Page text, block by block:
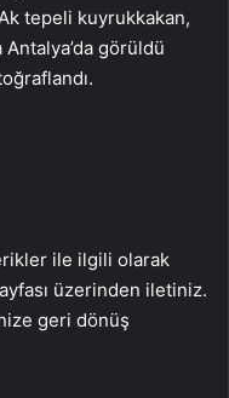
tepeli kuyrukkakan,
Antalya’da görüldü
ile ilgili olarak
üzerinden iletiniz.
geri dönüş